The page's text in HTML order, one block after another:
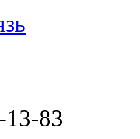
-13-83